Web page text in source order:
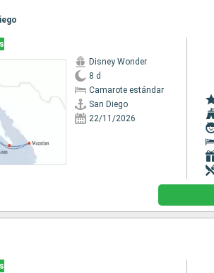
Disney Wonder
8 d
Camarote estándar
San Diego
22/11/2026